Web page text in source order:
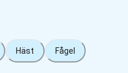
Häst Fågel